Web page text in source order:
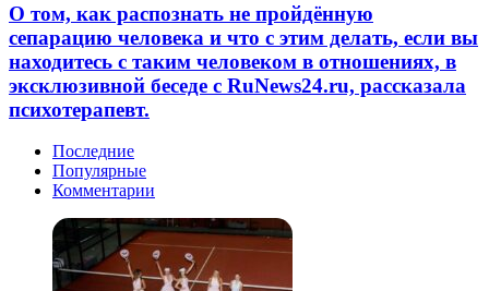
О том, как распознать не пройдённую
сепарацию человека и что с этим делать, если вы
находитесь с таким человеком в отношениях, в
эксклюзивной беседе с RuNews24.ru, рассказала
психотерапевт.
Последние
Популярные
Комментарии